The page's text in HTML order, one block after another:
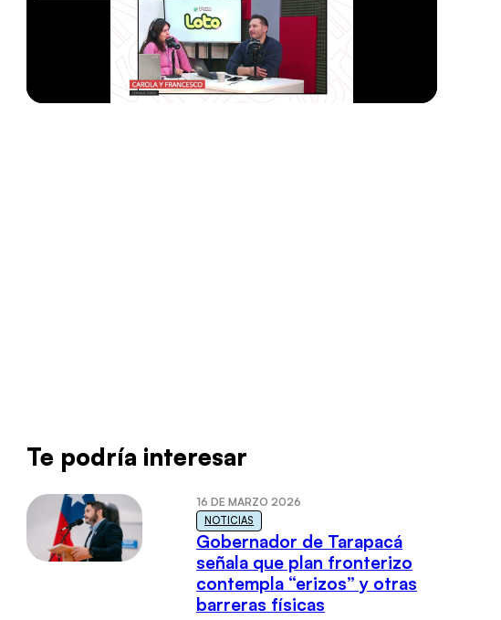
Te podría interesar
16 DE MARZO 2026
NOTICIAS
Gobernador de Tarapacá
señala que plan fronterizo
contempla “erizos” y otras
barreras físicas